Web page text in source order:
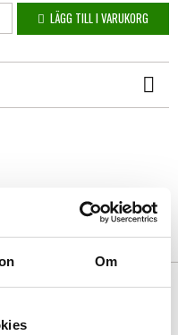
Om
Tällberg mängd
LÄGG TILL I VARUKORG